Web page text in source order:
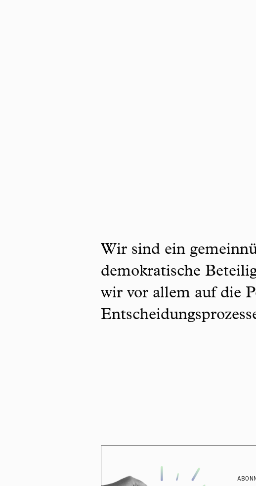
Wir sind ein
demokratische
wir vor allem auf die